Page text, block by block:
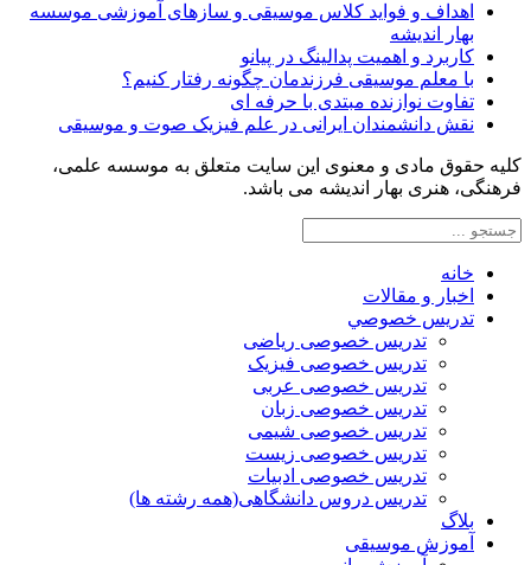
اهداف و فواید کلاس موسیقی و سازهای آموزشی موسسه
بهار اندیشه
کاربرد و اهمیت پدالینگ در پیانو
با معلم موسیقی فرزندمان چگونه رفتار کنیم؟
تفاوت نوازنده مبتدی با حرفه ای
نقش دانشمندان ایرانی در علم فیزیک صوت و موسیقی
کلیه حقوق مادی و معنوی این سایت متعلق به موسسه علمی،
فرهنگی، هنری بهار اندیشه می باشد.
خانه
اخبار و مقالات
تدريس خصوصي
تدریس خصوصی ریاضی
تدریس خصوصی فیزیک
تدریس خصوصی عربی
تدریس خصوصی زبان
تدریس خصوصی شیمی
تدریس خصوصی زیست
تدریس خصوصی ادبیات
تدریس دروس دانشگاهی(همه رشته ها)
بلاگ
آموزش موسیقی